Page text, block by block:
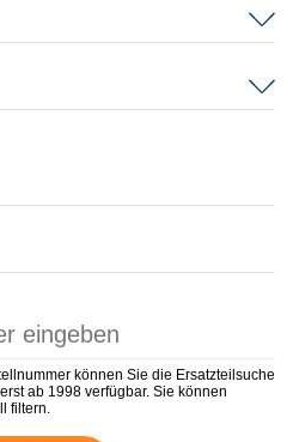
können Sie die Ersatzteilsuche
ab 1998 verfügbar. Sie können
filtern.